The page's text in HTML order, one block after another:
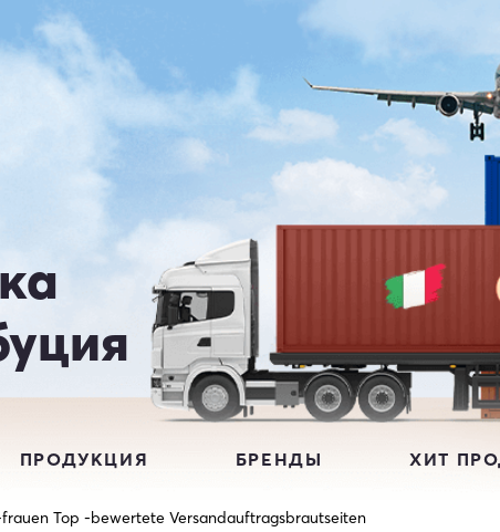
ПРОДУКЦИЯ БРЕНДЫ ХИТ
Top -bewertete Versandauftragsbrautseiten